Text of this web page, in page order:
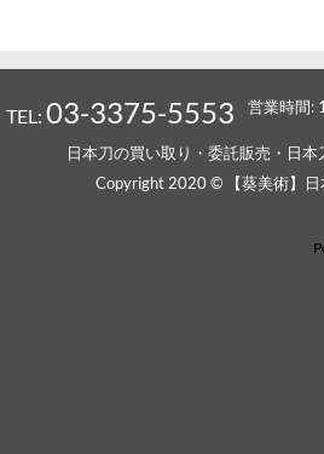
終了したオークション
入札がなかったため、オークショ